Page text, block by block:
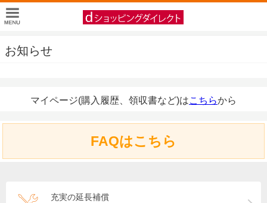
お知らせ
マイページ(購入履歴、領収書など)はこちらから
FAQはこちら
充実の延長補償